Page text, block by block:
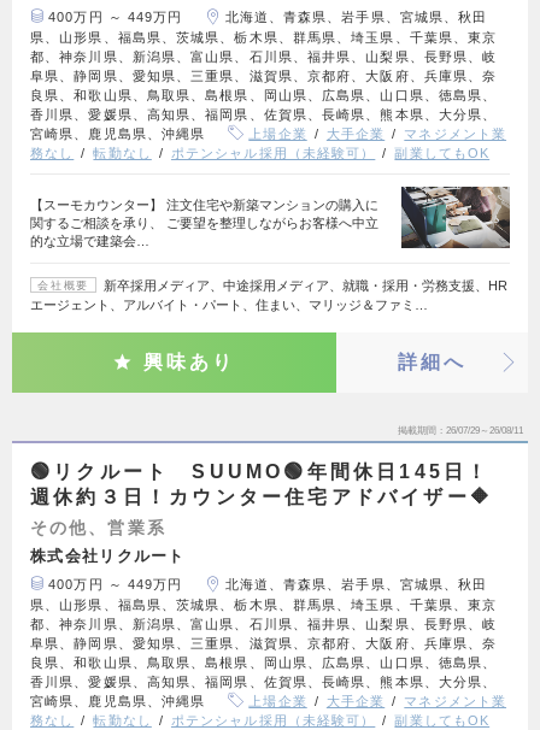
400万円 ～ 449万円
北海道、青森県、岩手県、宮城県、秋田
県、山形県、福島県、茨城県、栃木県、群馬県、埼玉県、千葉県、東京
都、神奈川県、新潟県、富山県、石川県、福井県、山梨県、長野県、岐
阜県、静岡県、愛知県、三重県、滋賀県、京都府、大阪府、兵庫県、奈
良県、和歌山県、鳥取県、島根県、岡山県、広島県、山口県、徳島県、
香川県、愛媛県、高知県、福岡県、佐賀県、長崎県、熊本県、大分県、
宮崎県、鹿児島県、沖縄県
上場企業 大手企業
マネジメント業
務なし
転勤なし ポテンシャル採用（未経験可） 副業してもOK
【スーモカウンター】 注文住宅や新築マンションの購入に
関するご相談を承り、 ご要望を整理しながらお客様へ中立
的な立場で建築会…
会社概要
新卒採用メディア、中途採用メディア、就職・採用・労務支援、HR
エージェント、アルバイト・パート、住まい、マリッジ＆ファミ…
興味あり 詳細へ
掲載期間 26/07/29～26/08/11
🟢リクルート SUUMO🟢年間休日145日！
週休約３日！カウンター住宅アドバイザー🔶
その他、営業系
株式会社リクルート
400万円 ～ 449万円
北海道、青森県、岩手県、宮城県、秋田
県、山形県、福島県、茨城県、栃木県、群馬県、埼玉県、千葉県、東京
都、神奈川県、新潟県、富山県、石川県、福井県、山梨県、長野県、岐
阜県、静岡県、愛知県、三重県、滋賀県、京都府、大阪府、兵庫県、奈
良県、和歌山県、鳥取県、島根県、岡山県、広島県、山口県、徳島県、
香川県、愛媛県、高知県、福岡県、佐賀県、長崎県、熊本県、大分県、
宮崎県、鹿児島県、沖縄県
上場企業 大手企業
マネジメント業
務なし
転勤なし ポテンシャル採用（未経験可） 副業してもOK